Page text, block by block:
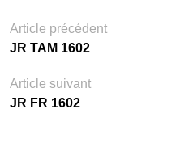
Article précédent
JR TAM 1602
Article suivant
JR FR 1602